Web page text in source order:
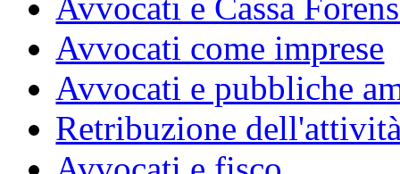
Avvocati e Cassa
Avvocati come imprese
Avvocati e pubbliche
Retribuzione